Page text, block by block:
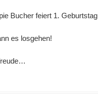
Bucher feiert 1. Geburtstag
es losgehen!